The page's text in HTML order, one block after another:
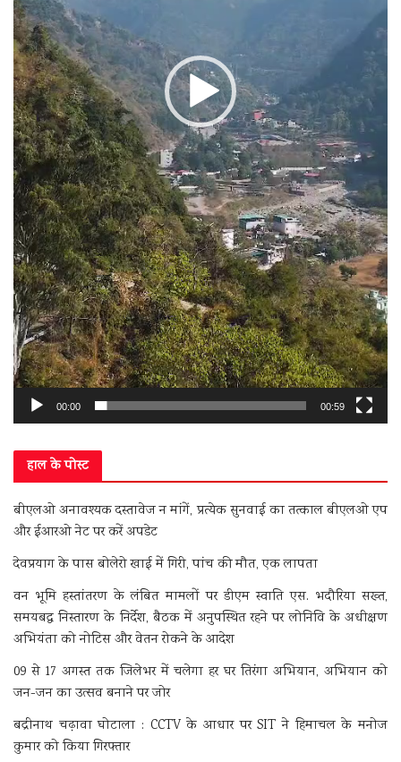
00:00 00:59
हाल के पोस्ट
बीएलओ अनावश्यक दस्तावेज न मांगें, प्रत्येक सुनवाई का तत्काल बीएलओ एप
और ईआरओ नेट पर करें अपडेट
देवप्रयाग के पास बोलेरो खाई में गिरी, पांच की मौत, एक लापता
वन भूमि हस्तांतरण के लंबित मामलों पर डीएम स्वाति एस. भदौरिया सख्त,
समयबद्ध निस्तारण के निर्देश, बैठक में अनुपस्थित रहने पर लोनिवि के अधीक्षण
अभियंता को नोटिस और वेतन रोकने के आदेश
09 से 17 अगस्त तक जिलेभर में चलेगा हर घर तिरंगा अभियान, अभियान को
जन-जन का उत्सव बनाने पर जोर
बद्रीनाथ चढ़ावा घोटाला : CCTV के आधार पर SIT ने हिमाचल के मनोज
कुमार को किया गिरफ्तार